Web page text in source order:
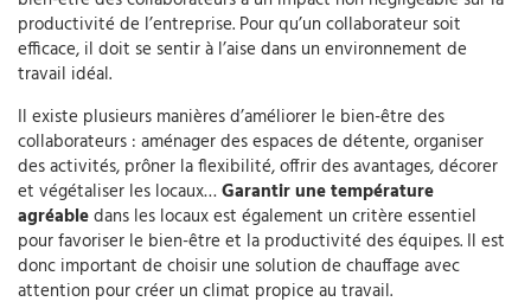
productivité de l’entreprise. Pour qu’un collaborateur soit
efficace, il doit se sentir à l’aise dans un environnement de
travail idéal.
Il existe plusieurs manières d’améliorer le bien-être des
collaborateurs : aménager des espaces de détente, organiser
des activités, prôner la flexibilité, offrir des avantages, décorer
et végétaliser les locaux…Garantir une température
agréabledans les locaux est également un critère essentiel
pour favoriser le bien-être et la productivité des équipes. Il est
donc important de choisir une solution de chauffage avec
attention pour créer un climat propice au travail.